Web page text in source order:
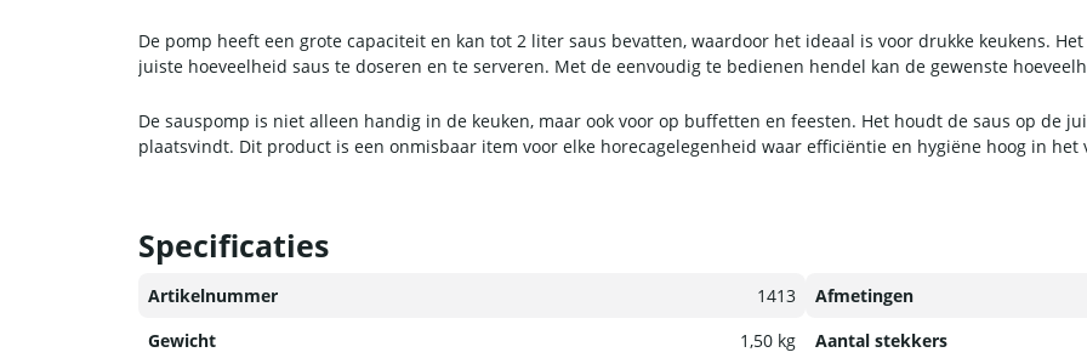
De pomp heeft een grote capaciteit en kan tot 2 liter saus bevatten, waardoor het ideaal is voor drukke keukens.
juiste hoeveelheid saus te doseren en te serveren. Met de eenvoudig te bedienen hendel kan de gewenste
De sauspomp is niet alleen handig in de keuken, maar ook voor op buffetten en feesten. Het houdt de saus op de
plaatsvindt. Dit product is een onmisbaar item voor elke horecagelegenheid waar efficiëntie en hygiëne hoog in het
Specificaties
Artikelnummer 1413
Afmetingen
Gewicht
1,50 kg
Aantal stekkers